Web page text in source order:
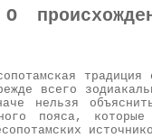
традиция
всего
нельзя
пояса,